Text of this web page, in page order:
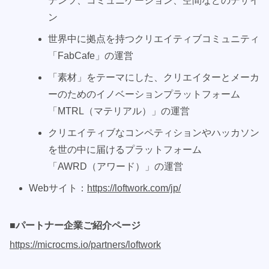
ン
世界中に拠点を持つクリエイティブコミュニティ
「FabCafe」の運営
「素材」をテーマにした、クリエイターとメーカ
ーのためのイノベーションプラットフォーム
「MTRL（マテリアル）」の運営
クリエイティブなコンペティションやハッカソン
を世の中に届けるプラットフォーム
「AWRD（アワード）」の運営
Webサイト： https://loftwork.com/jp/
■パートナー企業ご紹介ページ
https://microcms.io/partners/loftwork